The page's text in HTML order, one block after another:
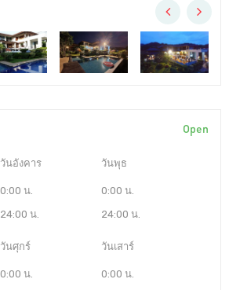
Open
วันอังคาร
0:00 น.
24:00 น.
วันพุธ
0:00 น.
24:00 น.
วันศุกร์
0:00 น.
วันเสาร์
0:00 น.